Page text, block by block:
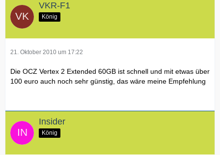
VKR-F1
König
21. Oktober 2010 um 17:22
Die OCZ Vertex 2 Extended 60GB ist schnell und mit etwas über
100 euro auch noch sehr günstig, das wäre meine Empfehlung
Insider
König